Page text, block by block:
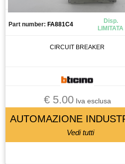
Part number: FA881C4
Disp.
LIMITATA
CIRCUIT BREAKER
€ 5.00Iva esclusa
AUTOMAZIONE
Vedi tutti